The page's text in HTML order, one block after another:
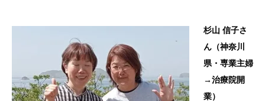
杉山 信子さ
ん（神奈川
県・専業主婦
→治療院開
業）